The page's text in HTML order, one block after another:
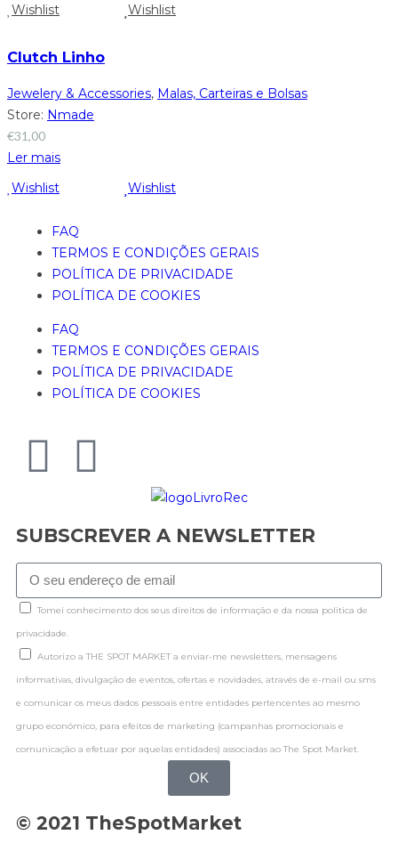
Wishlist
Wishlist
Clutch Linho
Jewelery & Accessories, Malas, Carteiras e Bolsas
Store: Nmade
€31,00
Ler mais
Wishlist
Wishlist
FAQ
TERMOS E CONDIÇÕES GERAIS
POLÍTICA DE PRIVACIDADE
POLÍTICA DE COOKIES
FAQ
TERMOS E CONDIÇÕES GERAIS
POLÍTICA DE PRIVACIDADE
POLÍTICA DE COOKIES
SUBSCREVER A NEWSLETTER
Tomei conhecimento dos seus direitos de informação e da nossa politica de
privacidade.
Autorizo a THE SPOT MARKET a enviar-me newsletters, mensagens
informativas, divulgação de eventos, ofertas e novidades, através de e-mail ou sms
e comunicar os meus dados pessoais entre entidades pertencentes ao mesmo
grupo económico, para efeitos de marketing (campanhas promocionais e
comunicação a efetuar por aquelas entidades) associadas ao The Spot Market.
OK
© 2021 TheSpotMarket